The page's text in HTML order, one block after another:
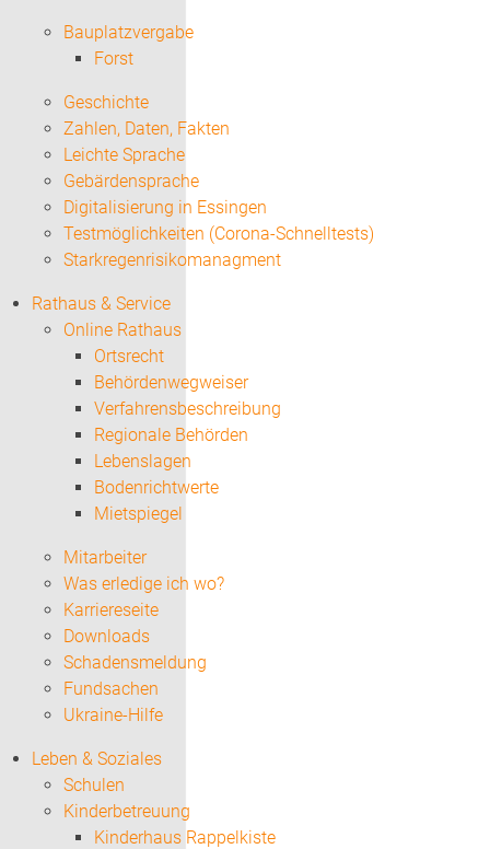
Bauplatzvergabe
Forst
Geschichte
Zahlen, Daten, Fakten
Leichte Sprache
Gebärdensprache
Digitalisierung in Essingen
Testmöglichkeiten (Corona-Schnelltests)
Starkregenrisikomanagment
Rathaus & Service
Online Rathaus
Ortsrecht
Behördenwegweiser
Verfahrensbeschreibung
Regionale Behörden
Lebenslagen
Bodenrichtwerte
Mietspiegel
Mitarbeiter
Was erledige ich wo?
Karriereseite
Downloads
Schadensmeldung
Fundsachen
Ukraine-Hilfe
Leben & Soziales
Schulen
Kinderbetreuung
Kinderhaus Rappelkiste